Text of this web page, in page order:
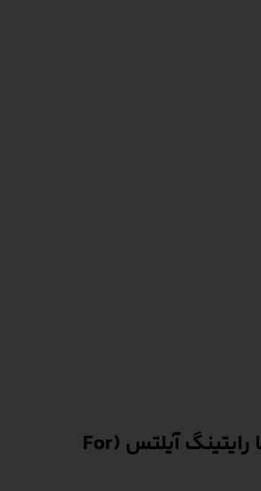
کلمات مرتبط با رایتینگ آیلتس (For